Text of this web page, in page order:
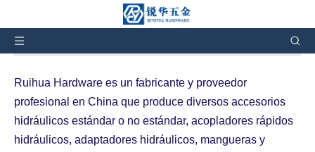
Hogar » Productos
rápidos hidráulicos
Ruihua Hardware es un fabricante y proveedor
profesional en China que produce diversos accesorios
hidráulicos estándar o no estándar, acopladores rápidos
hidráulicos, adaptadores hidráulicos, mangueras y